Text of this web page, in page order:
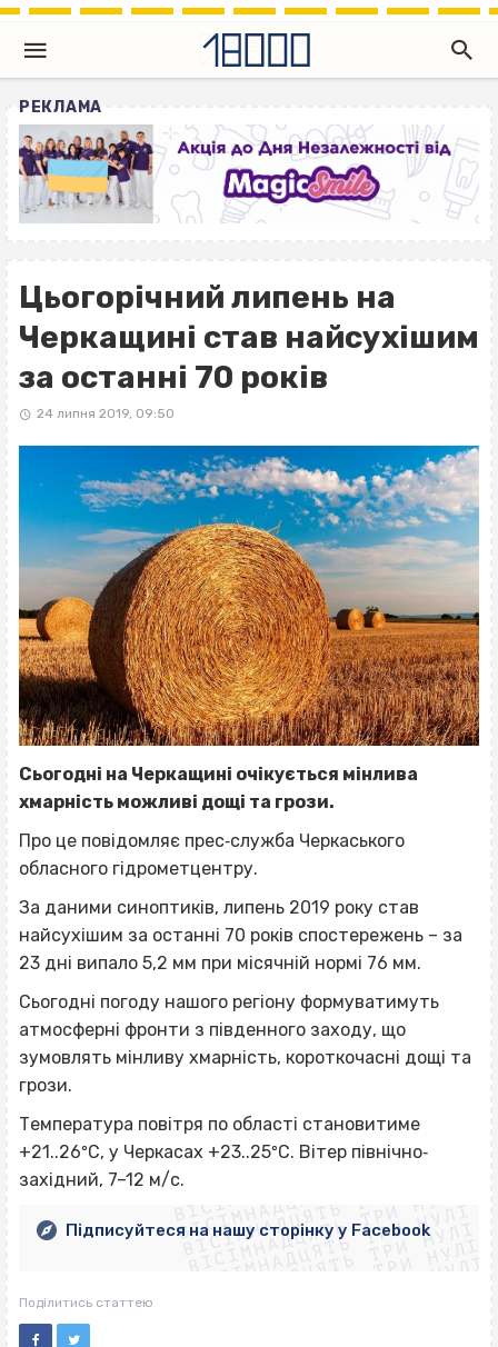
РЕКЛАМА
Цьогорічний липень на
Черкащині став найсухішим
за останні 70 років
24 липня 2019, 09:50
Сьогодні на Черкащині очікується мінлива
хмарність можливі дощі та грози.
Про це повідомляє прес‐служба Черкаського
обласного гідрометцентру.
За даними синоптиків, липень 2019 року став
найсухішим за останні 70 років спостережень – за
23 дні випало 5,2 мм при місячній нормі 76 мм.
Сьогодні погоду нашого регіону формуватимуть
атмосферні фронти з південного заходу, що
зумовлять мінливу хмарність, короткочасні дощі та
грози.
Температура повітря по області становитиме
+21..26ºС, у Черкасах +23..25ºС. Вітер північно‐
західний, 7–12 м/с.ВІСІМНАДЦЯТЬ ТРИ НУЛІ
ВІСІМНАДЦЯТЬ ТРИ НУЛІ
ВІСІМНАДЦЯТЬ ТРИ НУЛІ
ВІСІМНАДЦЯТЬ ТРИ НУЛІ
ВІСІМНАДЦЯТЬ ТРИ НУЛІ
ВІСІМНАДЦЯТЬ ТРИ НУЛІ
ВІСІМНАДЦЯТЬ ТРИ НУЛІ
ВІСІМНАДЦЯТЬ ТРИ НУЛІ
Підписуйтеся на нашу сторінку у Facebook
Поділитись статтею